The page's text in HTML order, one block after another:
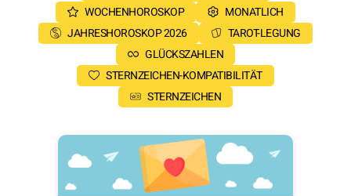
WOCHENHOROSKOP
MONATLICH
JAHRESHOROSKOP 2026
TAROT-LEGUNG
GLÜCKSZAHLEN
STERNZEICHEN-KOMPATIBILITÄT
STERNZEICHEN